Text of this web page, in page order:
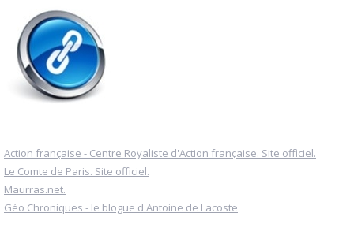
Action française - Centre Royaliste d'Action française. Site officiel.
Le Comte de Paris. Site officiel.
Maurras.net.
Géo Chroniques - le blogue d'Antoine de Lacoste